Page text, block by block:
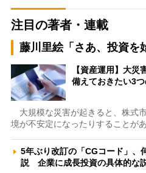
注目の著者・連載
藤川里絵「さあ、投資を
【資産運用】大災
備えておきたい3
大規模な災害が起きると、株式
境が不安定になったりすることが
5年ぶり改訂の「CGコード」、
説 企業に成長投資の具体的な